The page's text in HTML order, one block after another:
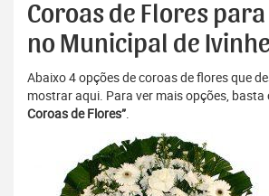
Coroas de Flores
no Municipal de
Abaixo 4 opções de coroas de flores que
mostrar aqui. Para ver mais opções, basta
Coroas de Flores”.